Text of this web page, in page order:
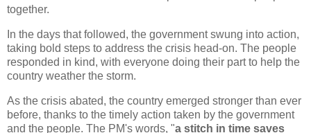
together.
In the days that followed, the government swung into action,
taking bold steps to address the crisis head-on. The people
responded in kind, with everyone doing their part to help the
country weather the storm.
As the crisis abated, the country emerged stronger than ever
before, thanks to the timely action taken by the government
and the people. The PM's words, "a stitch in time saves